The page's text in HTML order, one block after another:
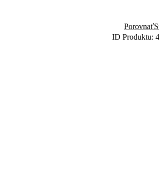
Porovnať
ID Produktu: